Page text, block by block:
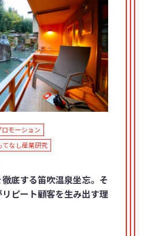
モーション
てなし産業研究
徹底する笛吹温泉坐忘。そ
ピート顧客を生み出す理